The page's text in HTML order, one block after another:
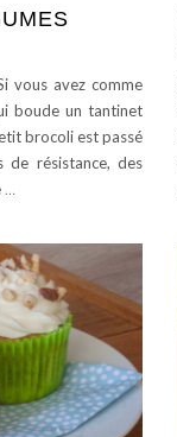
vous avez comme
boude un tantinet
brocoli est passé
de résistance, des
…